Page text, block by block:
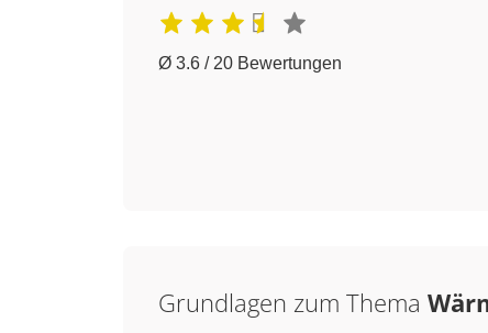
Ø 3.6 / 20 Bewertungen
Grundlagen zum Thema